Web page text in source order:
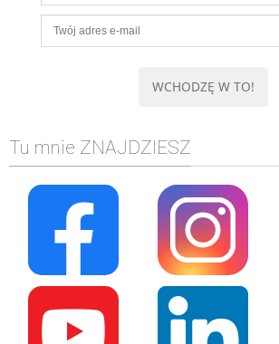
SIECI
BIZNES
KONTAKT
Tu mnie ZNAJDZIESZ